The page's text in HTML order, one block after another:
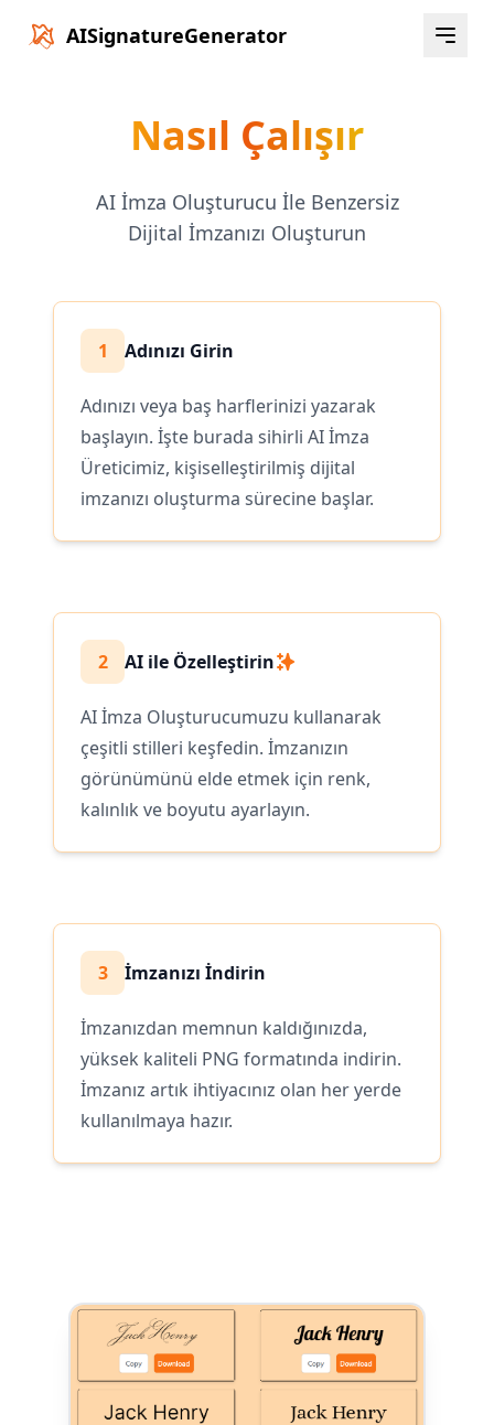
AISignatureGenerator
Nasıl Çalışır
AI İmza Oluşturucu İle Benzersiz
Dijital İmzanızı Oluşturun
1 Adınızı Girin
Adınızı veya baş harflerinizi yazarak
başlayın. İşte burada sihirli AI İmza
Üreticimiz, kişiselleştirilmiş dijital
imzanızı oluşturma sürecine başlar.
2 AI ile Özelleştirin
AI İmza Oluşturucumuzu kullanarak
çeşitli stilleri keşfedin. İmzanızın
görünümünü elde etmek için renk,
kalınlık ve boyutu ayarlayın.
3 İmzanızı İndirin
İmzanızdan memnun kaldığınızda,
yüksek kaliteli PNG formatında indirin.
İmzanız artık ihtiyacınız olan her yerde
kullanılmaya hazır.